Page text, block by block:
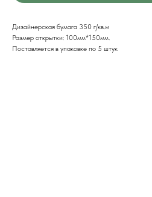
Дизайнерская бумага 350 г/кв.м
Размер открытки: 100мм*150мм.
Поставляется в упаковке по 5 штук